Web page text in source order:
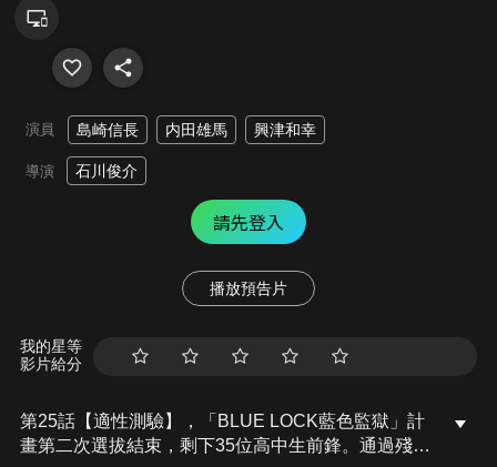
演員 島崎信長 内田雄馬 興津和幸
導演 石川俊介
請先登入
播放預告片
我的星等
影片給分
第25話【適性測驗】，「BLUE LOCK藍色監獄」計
畫第二次選拔結束，剩下35位高中生前鋒。通過殘酷